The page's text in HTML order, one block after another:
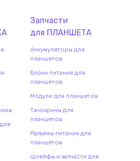
А
Запчасти
для ПЛАНШЕТА
Аккумуляторы для
планшетов
Блоки питания для
планшетов
Модули для планшетов
Тачскрины для
планшетов
Разъемы питания для
планшетов
Шлейфы и запчасти для